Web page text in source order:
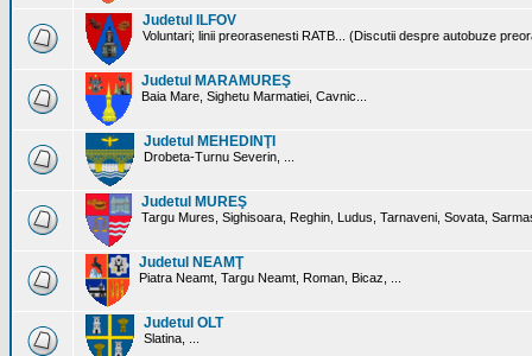
Judetul ILFOV
Voluntari; linii preorasenesti RATB... (Discutii despre autobuze
Judetul MARAMUREŞ
Baia Mare, Sighetu Marmatiei, Cavnic...
Judetul MEHEDINŢI
Drobeta-Turnu Severin, ...
Judetul MUREŞ
Targu Mures, Sighisoara, Reghin, Ludus, Tarnaveni, Sovata,
Judetul NEAMŢ
Piatra Neamt, Targu Neamt, Roman, Bicaz, ...
Judetul OLT
Slatina, ...